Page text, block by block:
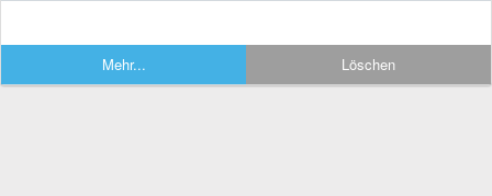
Mehr... Löschen